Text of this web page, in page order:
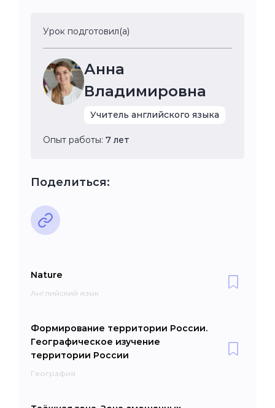
Урок подготовил(а)
Анна
Владимировна
Учитель английского языка
Опыт работы: 7 лет
Поделиться:
Nature
Английский язык
Формирование территории России.
Географическое изучение
территории России
География